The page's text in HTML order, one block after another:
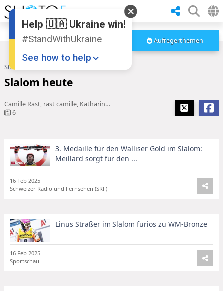
Aufregerthemen
Startseite
Slalom heute
Camille Rast, rast camille, Katharina Liensberger, slalom damen wm, Liensberger
6
3. Medaille für den Walliser Gold im Slalom:
Meillard sorgt für den ...
16 Feb 2025
Schweizer Radio und Fernsehen (SRF)
Linus Straßer im Slalom furios zu WM-Bronze
16 Feb 2025
Sportschau
Help 🇺🇦 Ukraine win!
#StandWithUkraine
See how to help
Donate
💸
Support Ukraine
❤
Share this widget